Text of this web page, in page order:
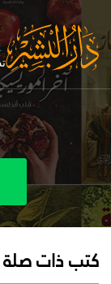
كتب ذات صلة